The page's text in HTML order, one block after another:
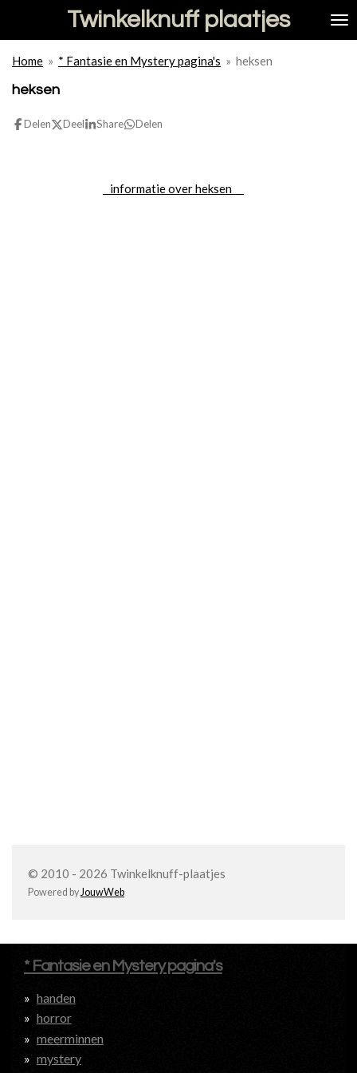
de
hoofdinhoud
Twinkelknuff plaatjes
Home » * Fantasie en Mystery pagina's » heksen
heksen
Delen Deel Share Delen
informatie over heksen
© 2010 - 2026 Twinkelknuff-plaatjes
Powered by JouwWeb
* Fantasie en Mystery pagina's
handen
horror
meerminnen
mystery